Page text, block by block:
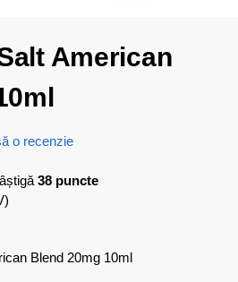
American
o recenzie
38 puncte
Blend 20mg 10ml